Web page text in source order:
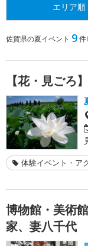
エリア順
佐賀県の夏イベント 9件
【花・見ごろ
体験イベント・ア
博物館・美術
家、妻八千代